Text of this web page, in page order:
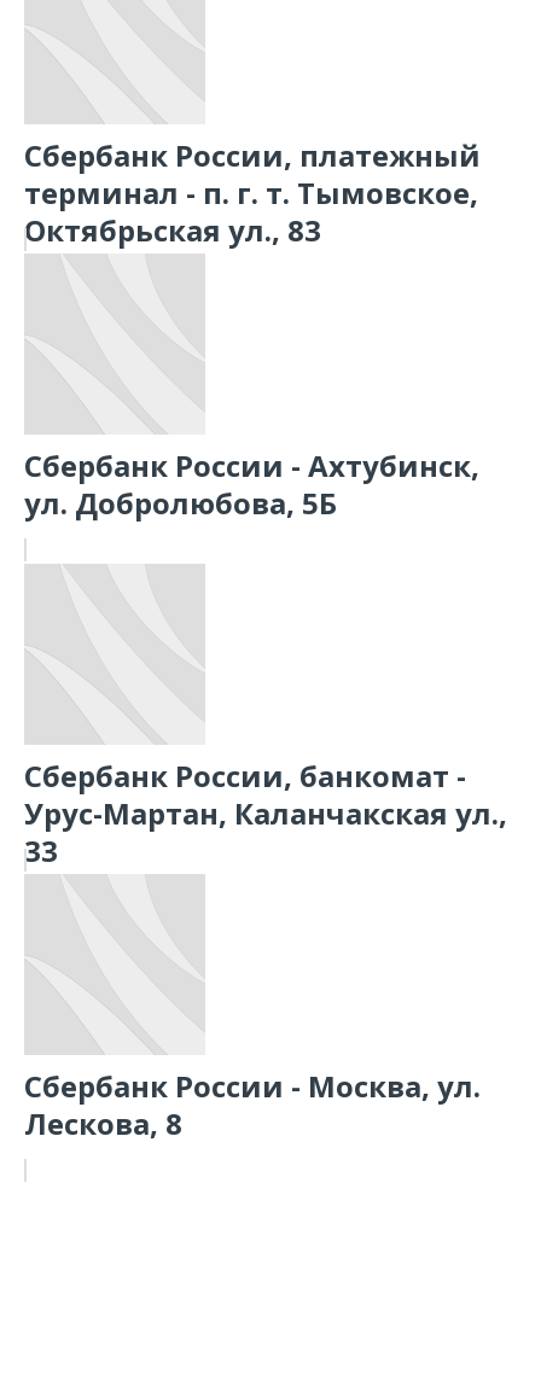
Сбербанк России, платежный
терминал - п. г. т. Тымовское,
Октябрьская ул., 83
Сбербанк России - Ахтубинск,
ул. Добролюбова, 5Б
Сбербанк России, банкомат -
Урус-Мартан, Каланчакская ул.,
33
Сбербанк России - Москва, ул.
Лескова, 8